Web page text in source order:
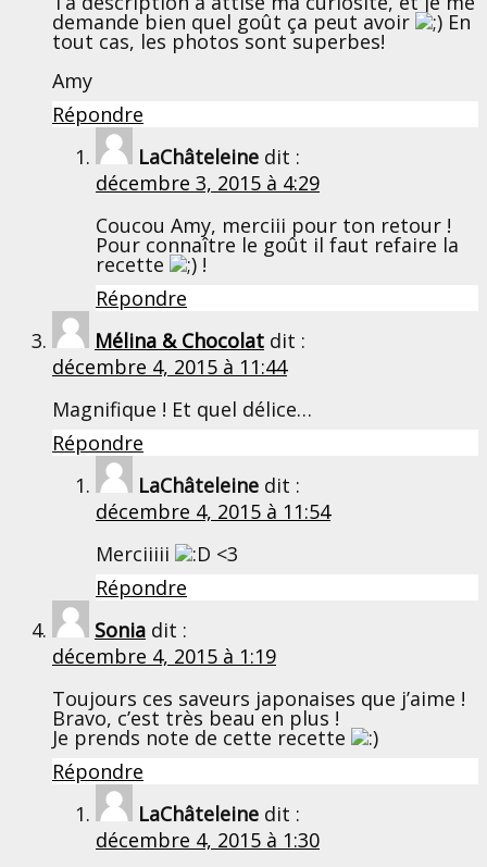
demande bien quel goût ça peut avoir En
tout cas, les photos sont superbes!
Amy
Répondre
LaChâteleine dit :
décembre 3, 2015 à 4:29
Coucou Amy, merciii pour ton retour !
Pour connaître le goût il faut refaire la
recette
!
Répondre
Mélina & Chocolat dit :
décembre 4, 2015 à 11:44
Magnifique ! Et quel délice…
Répondre
LaChâteleine dit :
décembre 4, 2015 à 11:54
Merciiiii
<3
Répondre
Sonia dit :
décembre 4, 2015 à 1:19
Toujours ces saveurs japonaises que j’aime !
Bravo, c’est très beau en plus !
Je prends note de cette recette
Répondre
LaChâteleine dit :
décembre 4, 2015 à 1:30